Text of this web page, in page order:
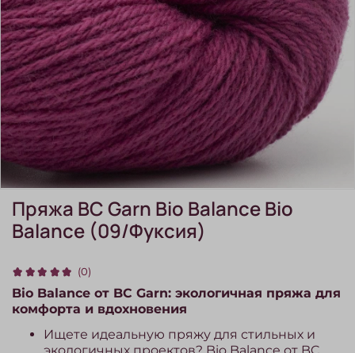
(0)
Пряжа BC Garn Bio Balance Bio
Balance (09/Фуксия)
Bio Balance от BC Garn: экологичная пряжа для
комфорта и вдохновения
Ищете идеальную пряжу для стильных и